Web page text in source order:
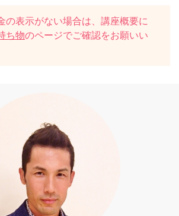
の表示がない場合は、講座概要に
ち物のページでご確認をお願いい